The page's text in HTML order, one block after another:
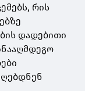
რის
დადებითი